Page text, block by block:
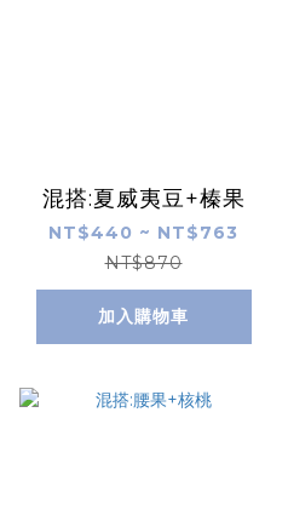
混搭:夏威夷豆+榛果
NT$440 ~ NT$763
NT$870
加入購物車